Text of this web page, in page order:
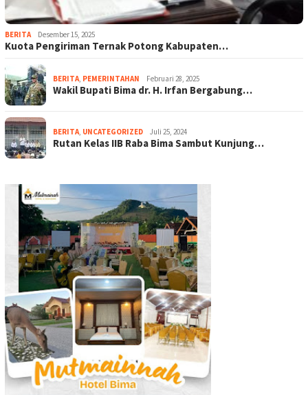
BERITA Desember 15, 2025
Kuota Pengiriman Ternak Potong Kabupaten…
BERITA, PEMERINTAHAN Februari 28, 2025
Wakil Bupati Bima dr. H. Irfan Bergabung…
BERITA, UNCATEGORIZED Juli 25, 2024
Rutan Kelas IIB Raba Bima Sambut Kunjung…